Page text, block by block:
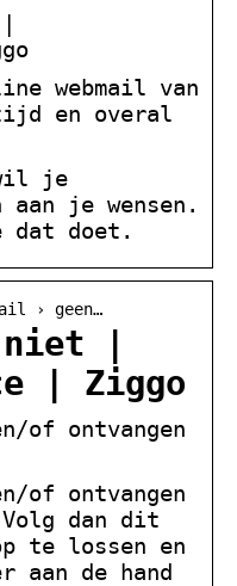
webmail van
en overal
wil je
je wensen.
dat doet.
› geen…
|
| Ziggo
of ontvangen
of ontvangen
dan dit
te lossen en
aan de hand